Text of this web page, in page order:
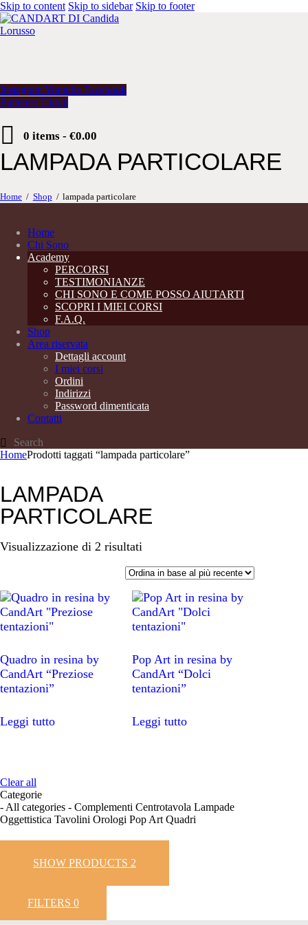
Skip to content Skip to sidebar Skip to footer
InstagramYoutube Facebook
Pinterest Tiktok
0 items - €0.00
LAMPADA PARTICOLARE
Home Shop lampada particolare
Home
Chi Sono
Academy
PERCORSI
TESTIMONIANZE
CHI SONO E COME POSSO AIUTARTI
SCOPRI I MIEI CORSI
F.A.Q.
Shop
Area riservata
Dettagli account
I miei corsi
Ordini
Indirizzi
Password dimenticata
Contatti
HomeProdotti taggati “lampada particolare”
LAMPADA
PARTICOLARE
Visualizzazione di 2 risultati
base
più
recente
Quadro in resina by
CandArt “Preziose
tentazioni”
Leggi tutto
Pop Art in resina by
CandArt “Dolci
tentazioni”
Leggi tutto
Clear all
Categorie
- All categories - Complementi Centrotavola Lampade
Oggettistica Tavolini Orologi Pop Art Quadri
SHOW PRODUCTS 2
FILTERS 0